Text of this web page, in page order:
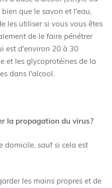
que le savon et l'eau,
les utiliser si vous vous êtes
de le faire pénétrer
est d'environ 20 à 30
et les glycoprotéines de la
dans l'alcool.
la propagation du virus?
domicile, sauf si cela est
les mains propres et de